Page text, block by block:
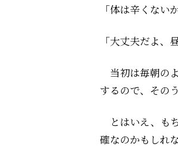
「体は辛くない
「大丈夫だよ、
当初は毎朝の
するので、その
とはいえ、も
確なのかもしれ